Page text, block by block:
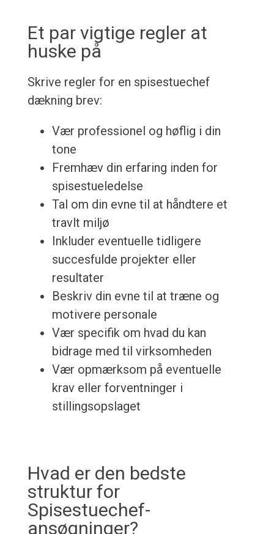
Et par vigtige regler at
huske på
Skrive regler for en spisestuechef
dækning brev:
Vær professionel og høflig i din
tone
Fremhæv din erfaring inden for
spisestueledelse
Tal om din evne til at håndtere et
travlt miljø
Inkluder eventuelle tidligere
succesfulde projekter eller
resultater
Beskriv din evne til at træne og
motivere personale
Vær specifik om hvad du kan
bidrage med til virksomheden
Vær opmærksom på eventuelle
krav eller forventninger i
stillingsopslaget
Hvad er den bedste
struktur for
Spisestuechef-
ansøgninger?